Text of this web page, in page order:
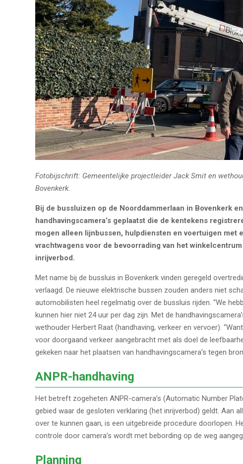
Fotobijschrift: Gemeentelijke projectleider Jack Smit en
Bovenkerk.
Bij de bussluizen op de Noorddammerlaan in Bovenkerk
handhavingscamera’s geplaatst die de kentekens
mogen alleen lijnbussen, hulpdiensten en voertuigen met
vrachtwagens voor de bevoorrading van het
inrijverbod.
Met name bij de bussluis in Bovenkerk vinden geregeld
verlaagd. De nieuwe elektrische bussen zouden anders niet
automobilisten heel regelmatig over de bussluis rijden. “We
kunnen hier niet 24 uur per dag zijn. Met de
wethouder Herbert Raat (handhaving, verkeer en vervoer).
voor doorgaand verkeer aangebracht met als doel de
gekeken naar het plaatsen van handhavingscamera’s tegen
ANPR-handhaving
Het betreft zogeheten ANPR-camera’s (Automatic Number
gebied waar de gesloten verklaring (het inrijverbod) geldt. Aan
over te kunnen gaan, is een uitgebreide procedure doorlopen.
controle door camera’s wordt met bebording op de weg
Planning